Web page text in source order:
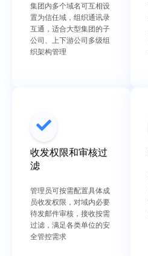
集团内多个域名可互相设
置为信任域，组织通讯录
互通，适合大型集团的子
公司、上下游公司多级组
织架构管理
收发权限和审核过
滤
管理员可按需配置具体成
员收发权限，对域内必要
待发邮件审核，接收按需
过滤，满足各类单位的安
全管控需求